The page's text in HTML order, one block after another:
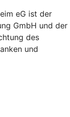
eG ist der
GmbH und der
des
und